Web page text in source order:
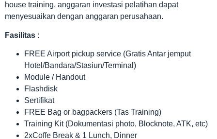
house training, anggaran investasi pelatihan dapat
menyesuaikan dengan anggaran perusahaan.
Fasilitas :
FREE Airport pickup service (Gratis Antar jemput
Hotel/Bandara/Stasiun/Terminal)
Module / Handout
Flashdisk
Sertifikat
FREE Bag or bagpackers (Tas Training)
Training Kit (Dokumentasi photo, Blocknote, ATK, etc)
2xCoffe Break & 1 Lunch, Dinner